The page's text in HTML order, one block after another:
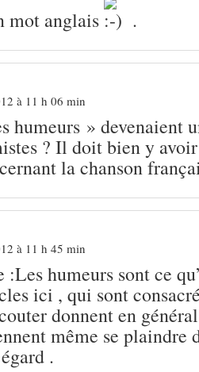
mot anglais
.
à 11 h 06 min
humeurs » devenaient
? Il doit bien y
la chanson
à 11 h 45 min
:Les humeurs sont ce
ici , qui sont
donnent en
même se plaindre
.